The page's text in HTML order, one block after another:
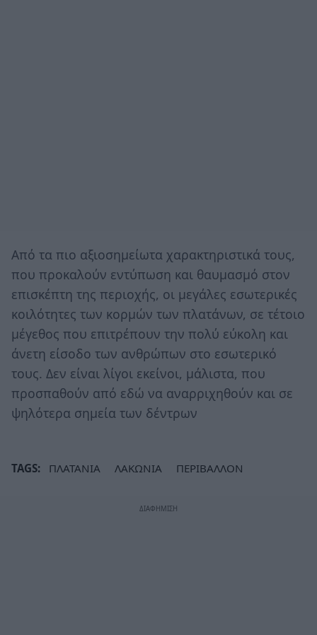
Από τα πιο αξιοσημείωτα χαρακτηριστικά τους,
που προκαλούν εντύπωση και θαυμασμό στον
επισκέπτη της περιοχής, οι μεγάλες εσωτερικές
κοιλότητες των κορμών των πλατάνων, σε τέτοιο
μέγεθος που επιτρέπουν την πολύ εύκολη και
άνετη είσοδο των ανθρώπων στο εσωτερικό
τους. Δεν είναι λίγοι εκείνοι, μάλιστα, που
προσπαθούν από εδώ να αναρριχηθούν και σε
ψηλότερα σημεία των δέντρων
TAGS: ΠΛΑΤΑΝΙΑ ΛΑΚΩΝΙΑ ΠΕΡΙΒΑΛΛΟΝ